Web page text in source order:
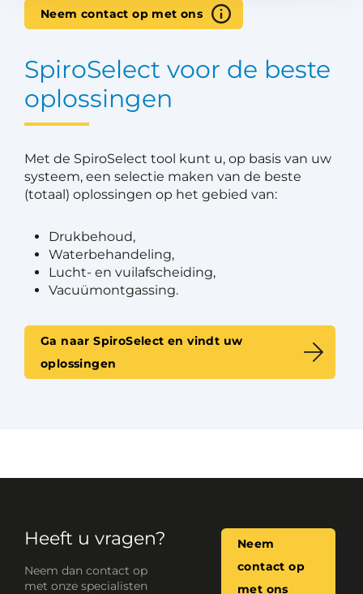
Neem contact op met ons
SpiroSelect voor de beste
oplossingen
Met de SpiroSelect tool kunt u, op basis van uw
systeem, een selectie maken van de beste
(totaal) oplossingen op het gebied van:
Drukbehoud,
Waterbehandeling,
Lucht- en vuilafscheiding,
Vacuümontgassing.
Ga naar SpiroSelect en vindt uw
oplossingen
Heeft u vragen?
Neem dan contact op
met onze specialisten
Neem
contact op
met ons